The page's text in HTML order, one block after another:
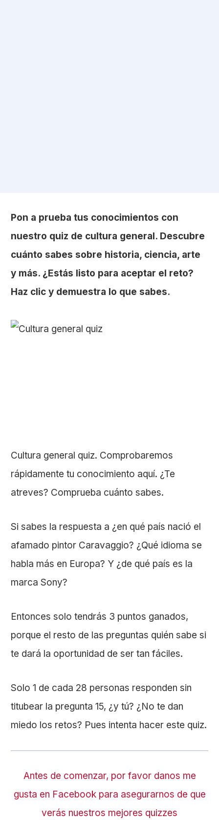
Pon a prueba tus conocimientos con
nuestro quiz de cultura general. Descubre
cuánto sabes sobre historia, ciencia, arte
y más. ¿Estás listo para aceptar el reto?
Haz clic y demuestra lo que sabes.
Cultura general quiz. Comprobaremos
rápidamente tu conocimiento aquí. ¿Te
atreves? Comprueba cuánto sabes.
Si sabes la respuesta a ¿en qué país nació el
afamado pintor Caravaggio? ¿Qué idioma se
habla más en Europa? Y ¿de qué país es la
marca Sony?
Entonces solo tendrás 3 puntos ganados,
porque el resto de las preguntas quién sabe si
te dará la oportunidad de ser tan fáciles.
Solo 1 de cada 28 personas responden sin
titubear la pregunta 15, ¿y tú? ¿No te dan
miedo los retos? Pues intenta hacer este quiz.
Antes de comenzar, por favor danos me
gusta en Facebook para asegurarnos de que
verás nuestros mejores quizzes